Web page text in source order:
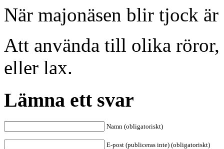
När majonäsen blir tjock är
Att använda till olika
eller lax.
Lämna ett svar
Namn (obligatoriskt)
E-post (publiceras inte) (obligatoriskt)